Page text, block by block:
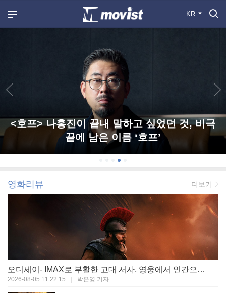
KR
<호프> 나홍진이 끝내 말하고 싶었던 것, 비극
끝에 남은 이름 ‘호프’
영화리뷰 더보기
오디세이- IMAX로 부활한 고대 서사, 영웅에서 인간으로의 귀환 (오락성 9 | 작품성 9)
2026-08-05 11:22:15 박은영 기자